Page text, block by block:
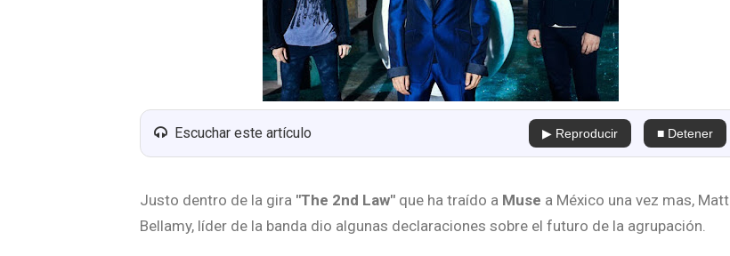
Escuchar este artículo ▶ Reproducir ■ Detener
Justo dentro de la gira "The 2nd Law" que ha traído a Muse a México una vez mas, Matt
Bellamy, líder de la banda dio algunas declaraciones sobre el futuro de la agrupación.